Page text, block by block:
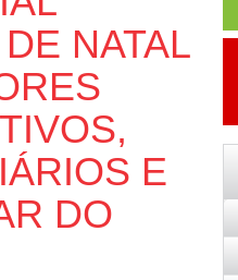
NATAL
E
DO